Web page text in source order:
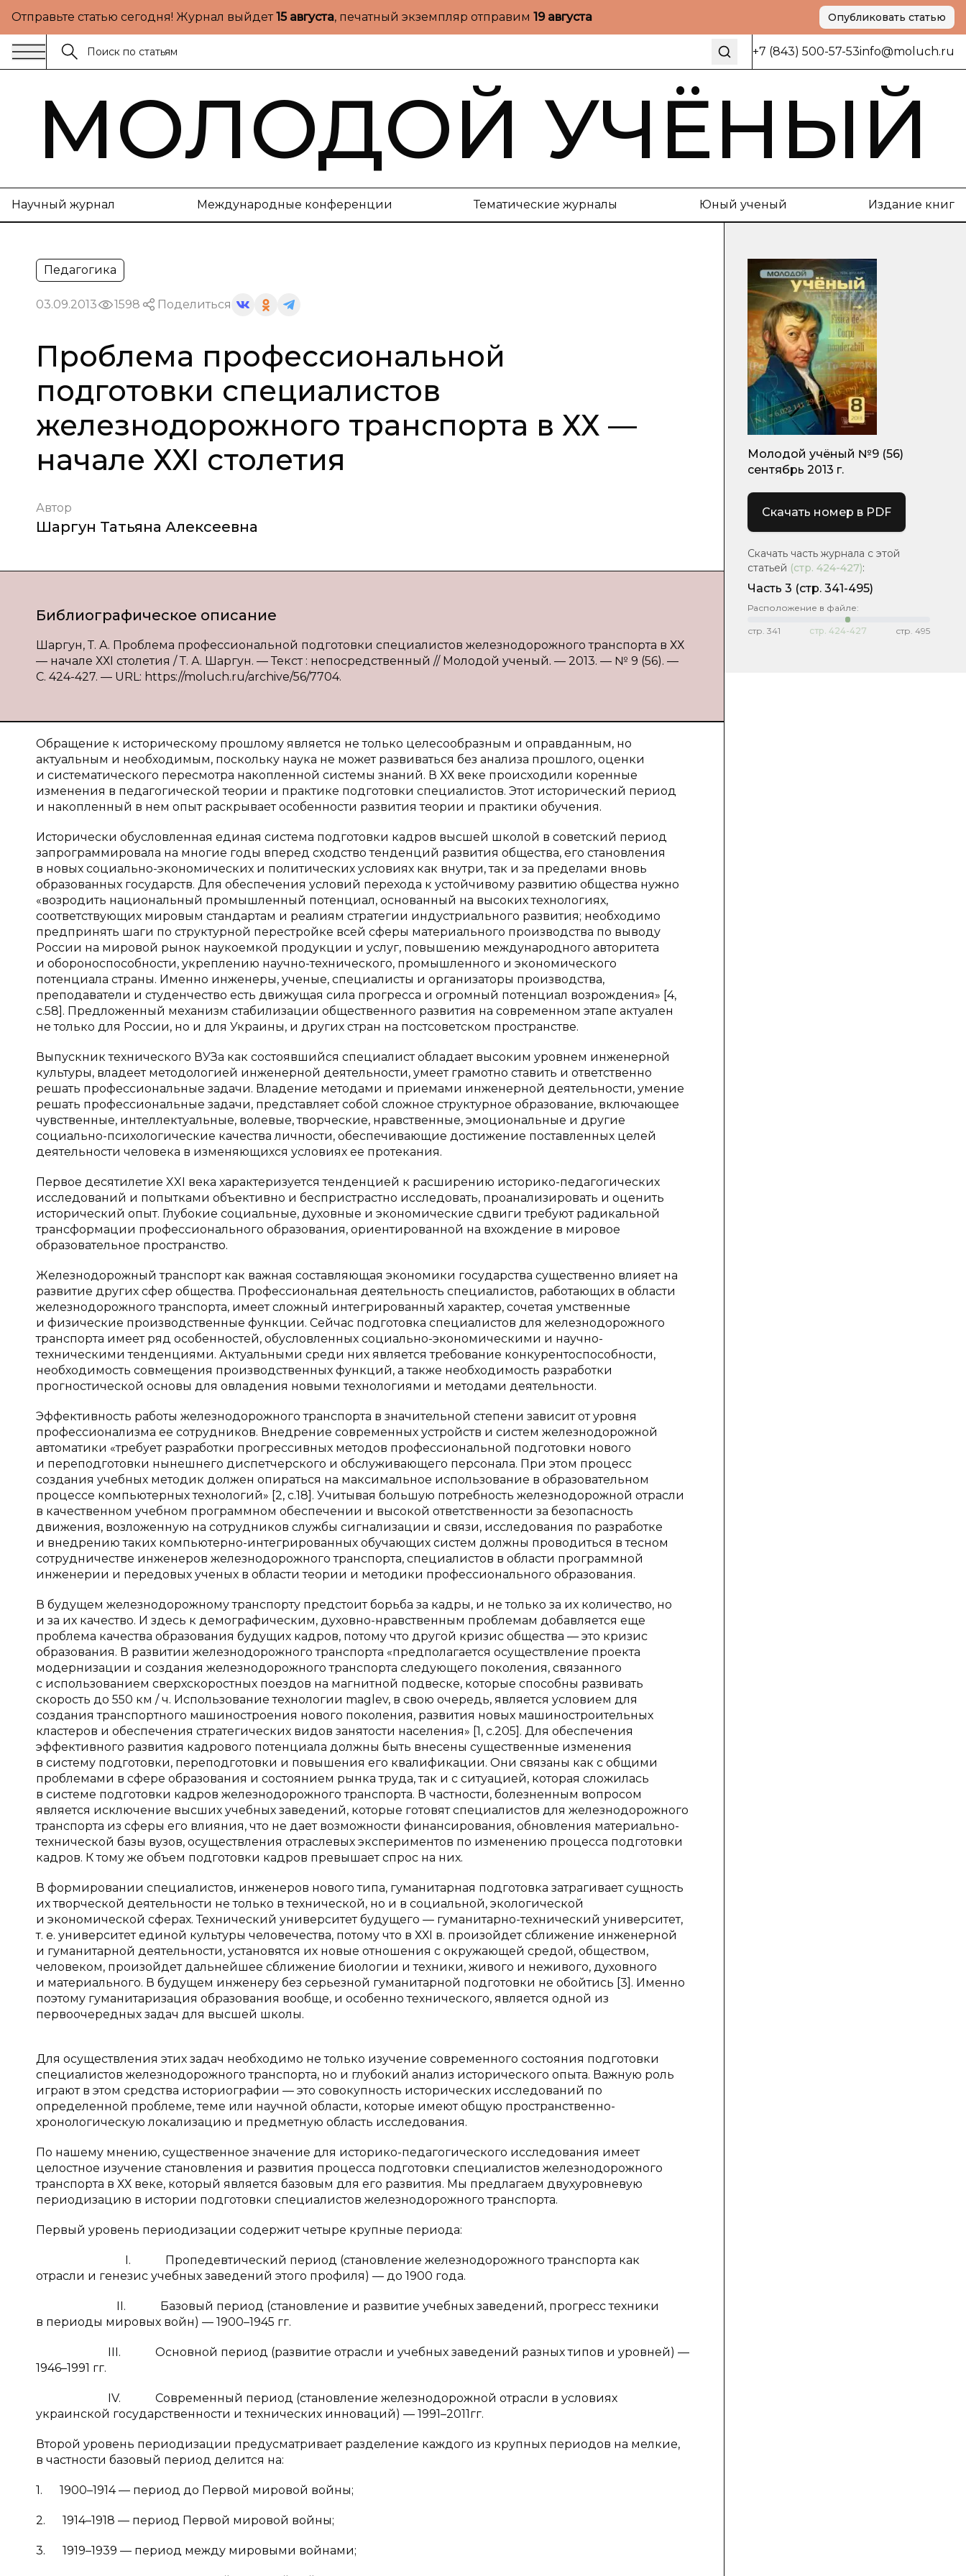
Отправьте статью сегодня! Журнал выйдет15 августа, печатный экземпляр отправим 19 августа Опубликовать статью
+7 (843) 500-57-53info@moluch.ru
МОЛОДОЙ УЧЁНЫЙ
Научный журнал Международные конференции Тематические журналы Юный ученый Издание книг
Педагогика
03.09.2013 1598 Поделиться
Проблема профессиональной
подготовки специалистов
железнодорожного транспорта в ХХ —
начале ХХІ столетия
Автор
Шаргун Татьяна Алексеевна
Библиографическое описание
Шаргун, Т. А. Проблема профессиональной подготовки специалистов железнодорожного транспорта в ХХ
— начале ХХІ столетия / Т. А. Шаргун. — Текст : непосредственный // Молодой ученый. — 2013. — № 9 (56). —
С. 424-427. — URL: https://moluch.ru/archive/56/7704.
Обращение к историческому прошлому является не только целесообразным и оправданным, но
актуальным и необходимым, поскольку наука не может развиваться без анализа прошлого, оценки
и систематического пересмотра накопленной системы знаний. В ХХ веке происходили коренные
изменения в педагогической теории и практике подготовки специалистов. Этот исторический период
и накопленный в нем опыт раскрывает особенности развития теории и практики обучения.
Исторически обусловленная единая система подготовки кадров высшей школой в советский период
запрограммировала на многие годы вперед сходство тенденций развития общества, его становления
в новых социально-экономических и политических условиях как внутри, так и за пределами вновь
образованных государств. Для обеспечения условий перехода к устойчивому развитию общества нужно
«возродить национальный промышленный потенциал, основанный на высоких технологиях,
соответствующих мировым стандартам и реалиям стратегии индустриального развития; необходимо
предпринять шаги по структурной перестройке всей сферы материального производства по выводу
России на мировой рынок наукоемкой продукции и услуг, повышению международного авторитета
и обороноспособности, укреплению научно-технического, промышленного и экономического
потенциала страны. Именно инженеры, ученые, специалисты и организаторы производства,
преподаватели и студенчество есть движущая сила прогресса и огромный потенциал возрождения» [4,
с.58]. Предложенный механизм стабилизации общественного развития на современном этапе актуален
не только для России, но и для Украины, и других стран на постсоветском пространстве.
Выпускник технического ВУЗа как состоявшийся специалист обладает высоким уровнем инженерной
культуры, владеет методологией инженерной деятельности, умеет грамотно ставить и ответственно
решать профессиональные задачи. Владение методами и приемами инженерной деятельности, умение
решать профессиональные задачи, представляет собой сложное структурное образование, включающее
чувственные, интеллектуальные, волевые, творческие, нравственные, эмоциональные и другие
социально-психологические качества личности, обеспечивающие достижение поставленных целей
деятельности человека в изменяющихся условиях ее протекания.
Первое десятилетие XXI века характеризуется тенденцией к расширению историко-педагогических
исследований и попытками объективно и беспристрастно исследовать, проанализировать и оценить
исторический опыт. Глубокие социальные, духовные и экономические сдвиги требуют радикальной
трансформации профессионального образования, ориентированной на вхождение в мировое
образовательное пространство.
Железнодорожный транспорт как важная составляющая экономики государства существенно влияет на
развитие других сфер общества. Профессиональная деятельность специалистов, работающих в области
железнодорожного транспорта, имеет сложный интегрированный характер, сочетая умственные
и физические производственные функции. Сейчас подготовка специалистов для железнодорожного
транспорта имеет ряд особенностей, обусловленных социально-экономическими и научно-
техническими тенденциями. Актуальными среди них является требование конкурентоспособности,
необходимость совмещения производственных функций, а также необходимость разработки
прогностической основы для овладения новыми технологиями и методами деятельности.
Эффективность работы железнодорожного транспорта в значительной степени зависит от уровня
профессионализма ее сотрудников. Внедрение современных устройств и систем железнодорожной
автоматики «требует разработки прогрессивных методов профессиональной подготовки нового
и переподготовки нынешнего диспетчерского и обслуживающего персонала. При этом процесс
создания учебных методик должен опираться на максимальное использование в образовательном
процессе компьютерных технологий» [2, с.18]. Учитывая большую потребность железнодорожной отрасли
в качественном учебном программном обеспечении и высокой ответственности за безопасность
движения, возложенную на сотрудников службы сигнализации и связи, исследования по разработке
и внедрению таких компьютерно-интегрированных обучающих систем должны проводиться в тесном
сотрудничестве инженеров железнодорожного транспорта, специалистов в области программной
инженерии и передовых ученых в области теории и методики профессионального образования.
В будущем железнодорожному транспорту предстоит борьба за кадры, и не только за их количество, но
и за их качество. И здесь к демографическим, духовно-нравственным проблемам добавляется еще
проблема качества образования будущих кадров, потому что другой кризис общества — это кризис
образования. В развитии железнодорожного транспорта «предполагается осуществление проекта
модернизации и создания железнодорожного транспорта следующего поколения, связанного
с использованием сверхскоростных поездов на магнитной подвеске, которые способны развивать
скорость до 550 км / ч. Использование технологии maglev, в свою очередь, является условием для
создания транспортного машиностроения нового поколения, развития новых машиностроительных
кластеров и обеспечения стратегических видов занятости населения» [1, с.205]. Для обеспечения
эффективного развития кадрового потенциала должны быть внесены существенные изменения
в систему подготовки, переподготовки и повышения его квалификации. Они связаны как с общими
проблемами в сфере образования и состоянием рынка труда, так и с ситуацией, которая сложилась
в системе подготовки кадров железнодорожного транспорта. В частности, болезненным вопросом
является исключение высших учебных заведений, которые готовят специалистов для железнодорожного
транспорта из сферы его влияния, что не дает возможности финансирования, обновления материально-
технической базы вузов, осуществления отраслевых экспериментов по изменению процесса подготовки
кадров. К тому же объем подготовки кадров превышает спрос на них.
В формировании специалистов, инженеров нового типа, гуманитарная подготовка затрагивает сущность
их творческой деятельности не только в технической, но и в социальной, экологической
и экономической сферах. Технический университет будущего — гуманитарно-технический университет,
т. е. университет единой культуры человечества, потому что в ХХІ в. произойдет сближение инженерной
и гуманитарной деятельности, установятся их новые отношения с окружающей средой, обществом,
человеком, произойдет дальнейшее сближение биологии и техники, живого и неживого, духовного
и материального. В будущем инженеру без серьезной гуманитарной подготовки не обойтись [3]. Именно
поэтому гуманитаризация образования вообще, и особенно технического, является одной из
первоочередных задач для высшей школы.
Для осуществления этих задач необходимо не только изучение современного состояния подготовки
специалистов железнодорожного транспорта, но и глубокий анализ исторического опыта. Важную роль
играют в этом средства историографии — это совокупность исторических исследований по
определенной проблеме, теме или научной области, которые имеют общую пространственно-
хронологическую локализацию и предметную область исследования.
По нашему мнению, существенное значение для историко-педагогического исследования имеет
целостное изучение становления и развития процесса подготовки специалистов железнодорожного
транспорта в ХХ веке, который является базовым для его развития. Мы предлагаем двухуровневую
периодизацию в истории подготовки специалистов железнодорожного транспорта.
Первый уровень периодизации содержит четыре крупные периода:
I. Пропедевтический период (становление железнодорожного транспорта как
отрасли и генезис учебных заведений этого профиля) — до 1900 года.
II. Базовый период (становление и развитие учебных заведений, прогресс техники
в периоды мировых войн) — 1900–1945 гг.
III. Основной период (развитие отрасли и учебных заведений разных типов и уровней) —
1946–1991 гг.
IV. Современный период (становление железнодорожной отрасли в условиях
украинской государственности и технических инноваций) — 1991–2011гг.
Второй уровень периодизации предусматривает разделение каждого из крупных периодов на мелкие,
в частности базовый период делится на:
1. 1900–1914 — период до Первой мировой войны;
2. 1914–1918 — период Первой мировой войны;
3. 1919–1939 — период между мировыми войнами;
Молодой учёный №9 (56)
сентябрь 2013 г.
Скачать номер в PDF
Скачать часть журнала с этой
статьей (стр. 424-427):
Часть 3 (стр. 341-495)
Расположение в файле:
стр. 341 стр. 424-427 стр. 495